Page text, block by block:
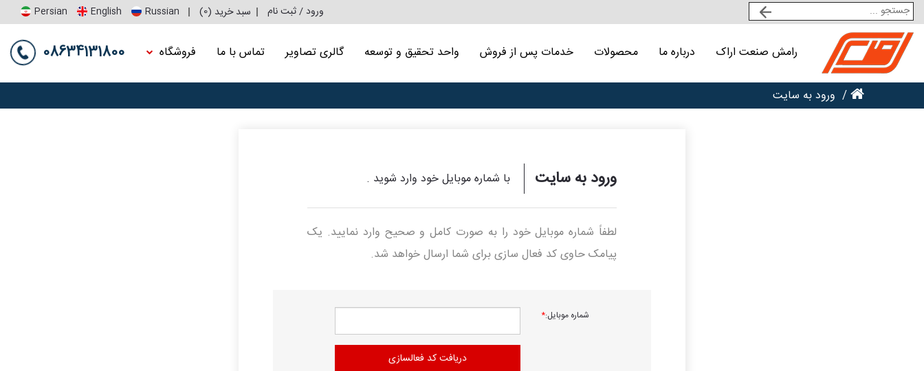
Persian English Russian سبد خرید (0
) ورود / ثبت نام
08634131800 رامش صنعت اراک درباره ما محصولات خدمات پس از فروش واحد تحقیق و توسعه گالری تصاویر تماس با ما فروشگاه
ورود به سایت
ورود به سایت با شماره موبایل خود وارد شوید .
لطفاً شماره موبایل خود را به صورت کامل و صحیح وارد نمایید. یک
پیامک حاوی کد فعال سازی برای شما ارسال خواهد شد.
شماره موبایل:*